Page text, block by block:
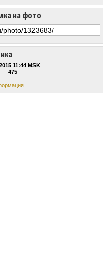
11:44 MSK
— 475
на фото